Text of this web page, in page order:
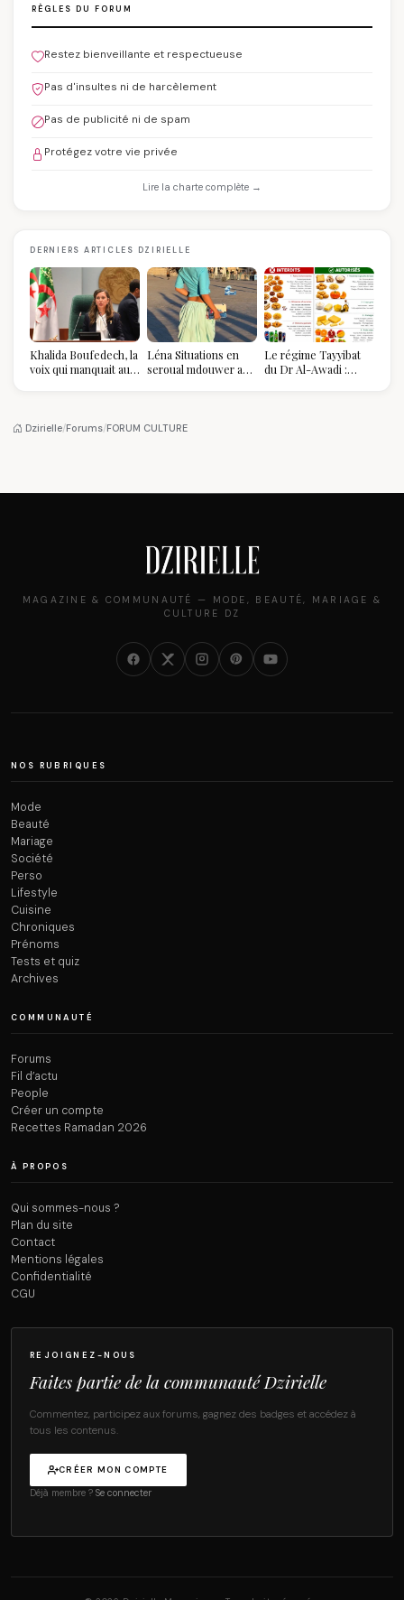
RÈGLES DU FORUM
Restez bienveillante et respectueuse
Pas d'insultes ni de harcèlement
Pas de publicité ni de spam
Protégez votre vie privée
Lire la charte complète →
DERNIERS ARTICLES DZIRIELLE
Khalida Boufedech, la
voix qui manquait au
Léna Situations en
seroual mdouwer au
pièce mode de l'été
Le régime Tayyibat
du Dr Al-Awadi :
Dzirielle/Forums/FORUM CULTURE
MAGAZINE & COMMUNAUTÉ — MODE, BEAUTÉ, MARIAGE &
CULTURE DZ
NOS RUBRIQUES
Mode
Beauté
Mariage
Société
Perso
Lifestyle
Cuisine
Chroniques
Prénoms
Tests et quiz
Archives
COMMUNAUTÉ
Forums
Fil d’actu
People
Créer un compte
Recettes Ramadan 2026
À PROPOS
Qui sommes-nous ?
Plan du site
Contact
Mentions légales
Confidentialité
CGU
REJOIGNEZ-NOUS
Faites partie de la communauté Dzirielle
Commentez, participez aux forums, gagnez des badges et accédez à
tous les contenus.
CRÉER MON COMPTE
Déjà membre ? Se connecter